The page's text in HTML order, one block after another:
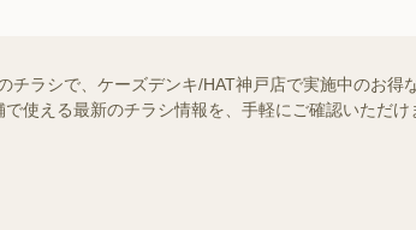
ラシで、ケーズデンキ/HAT神戸店で実施中のお得
使える最新のチラシ情報を、手軽にご確認いただ